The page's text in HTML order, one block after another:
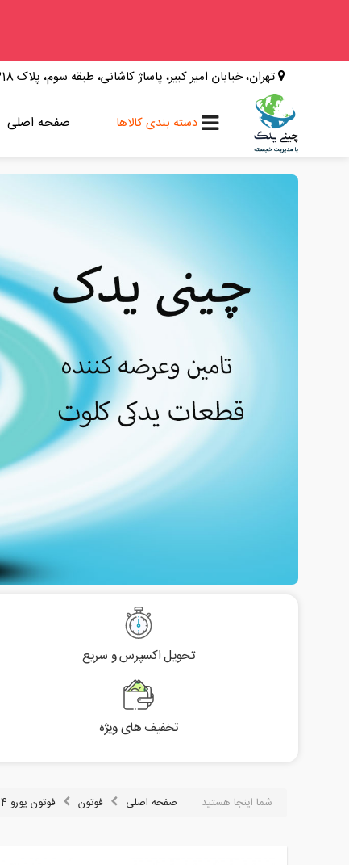
تهران، خیابان امیر کبیر، پاساژ کاشانی، طبقه سوم، پلاک 318
وینگل
کی ام سی
دسته بندی کالاها صفحه اصلی
تحویل اکسپرس و سریع
تخفیف های ویژه
شما اینجا هستید صفحه اصلی فوتون فوتون یورو 4